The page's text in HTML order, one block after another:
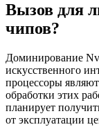
Вызов для
чипов?
Доминирование
искусственного
процессоры
обработки этих
планирует
от эксплуатации